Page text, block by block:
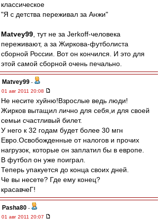
классическое
"Я с детства переживал за Анжи"
Matvey99 , тут не за Jerkoff-человека
переживают, а за Жиркова-футболиста
сборной России. Вот он кончился. И это для
этой самой сборной очень печально.
Matvey99 -
01 авг 2011 20:08
Не несите хуйню!Взрослые ведь люди!
Жирков вытащил лично для себя,и для своей
семьи счастливый билет.
У него к 32 годам будет более 30 мгн
Евро.Освобожденные от налогов и прочих
нагрузок, которые он заплатил бы в европе.
В футбол он уже поиграл.
Теперь упакуется до конца своих дней.
Че вы несете? Где ему конец?
красавчеГ!
Pasha80 -
01 авг 2011 20:07